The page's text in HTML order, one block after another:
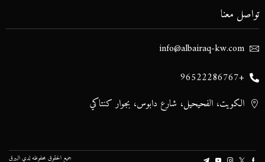
تواصل معنا
info@albairaq-kw.com
+96522286767
الكويت، الفحيحيل، شارع دابوس، بجوار كنتاكي
جميع الحقوق محفوظه لديالبيرق